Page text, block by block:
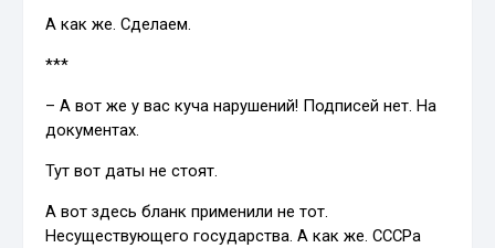
А как же. Сделаем.
***
– А вот же у вас куча нарушений! Подписей нет. На
документах.
Тут вот даты не стоят.
А вот здесь бланк применили не тот.
Несуществующего государства. А как же. СССРа